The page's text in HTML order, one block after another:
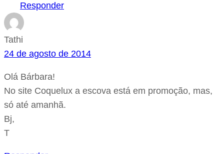
Responder
Tathi
24 de agosto de 2014
Olá Bárbara!
No site Coquelux a escova está em promoção, mas,
só até amanhã.
Bj,
T